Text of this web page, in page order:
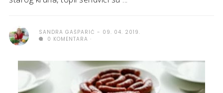
SANDRA GAŠPARIĆ
09. 04. 2019.
0 KOMENTARA